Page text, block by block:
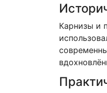
Карнизы и